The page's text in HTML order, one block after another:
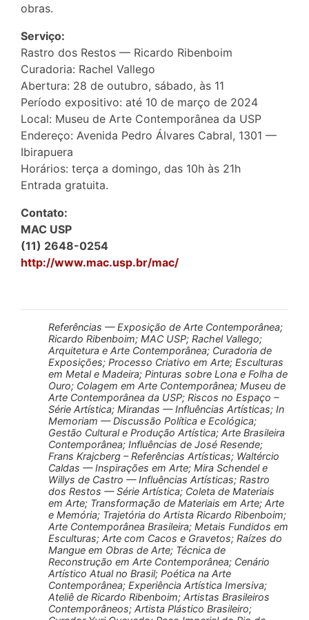
obras.
Serviço:
Rastro dos Restos — Ricardo Ribenboim
Curadoria: Rachel Vallego
Abertura: 28 de outubro, sábado, às 11
Período expositivo: até 10 de março de 2024
Local: Museu de Arte Contemporânea da USP
Endereço: Avenida Pedro Álvares Cabral, 1301 —
Ibirapuera
Horários: terça a domingo, das 10h às 21h
Entrada gratuita.
Contato:
MAC USP
(11) 2648-0254
http://www.mac.usp.br/mac/
Referências — Exposição de Arte Contemporânea;
Ricardo Ribenboim; MAC USP; Rachel Vallego;
Arquitetura e Arte Contemporânea; Curadoria de
Exposições; Processo Criativo em Arte; Esculturas
em Metal e Madeira; Pinturas sobre Lona e Folha de
Ouro; Colagem em Arte Contemporânea; Museu de
Arte Contemporânea da USP; Riscos no Espaço –
Série Artística; Mirandas — Influências Artísticas; In
Memoriam — Discussão Política e Ecológica;
Gestão Cultural e Produção Artística; Arte Brasileira
Contemporânea; Influências de José Resende;
Frans Krajcberg – Referências Artísticas; Waltércio
Caldas — Inspirações em Arte; Mira Schendel e
Willys de Castro — Influências Artísticas; Rastro
dos Restos — Série Artística; Coleta de Materiais
em Arte; Transformação de Materiais em Arte; Arte
e Memória; Trajetória do Artista Ricardo Ribenboim;
Arte Contemporânea Brasileira; Metais Fundidos em
Esculturas; Arte com Cacos e Gravetos; Raízes do
Mangue em Obras de Arte; Técnica de
Reconstrução em Arte Contemporânea; Cenário
Artístico Atual no Brasil; Poética na Arte
Contemporânea; Experiência Artística Imersiva;
Ateliê de Ricardo Ribenboim; Artistas Brasileiros
Contemporâneos; Artista Plástico Brasileiro;